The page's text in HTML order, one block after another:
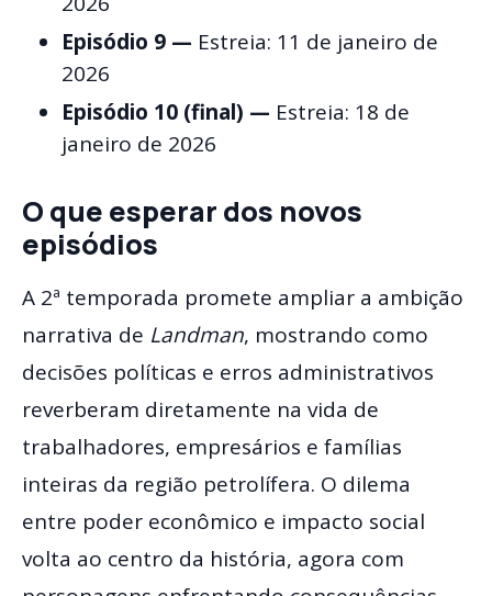
Episódio 9 — Estreia: 11 de janeiro de
2026
Episódio 10 (final) — Estreia: 18 de
janeiro de 2026
O que esperar dos novos
episódios
A 2ª temporada promete ampliar a ambição
narrativa de Landman, mostrando como
decisões políticas e erros administrativos
reverberam diretamente na vida de
trabalhadores, empresários e famílias
inteiras da região petrolífera. O dilema
entre poder econômico e impacto social
volta ao centro da história, agora com